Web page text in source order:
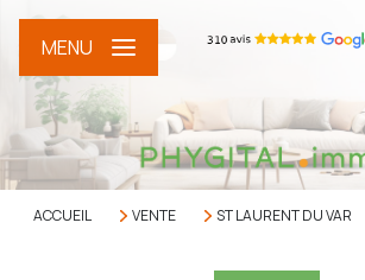
MENU
ACCUEIL VENTE ST LAURENT DU VAR